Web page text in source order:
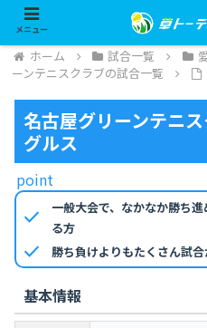
ホーム 試合一覧
ーンテニスクラブの試合一覧
名古屋グリーンテニ
グルス
point
check
一般大会で、なかなか勝ち
る方
check 勝ち負けよりもたくさん試
基本情報
メニュー